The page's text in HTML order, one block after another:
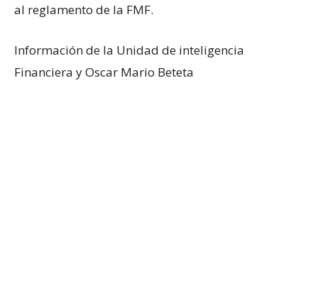
al reglamento de la FMF.
Información de la Unidad de inteligencia
Financiera y Oscar Mario Beteta